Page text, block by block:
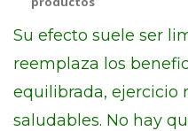
Su efecto suele ser
reemplaza los
equilibrada, ejercicio
saludables. No hay